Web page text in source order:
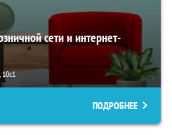
сети и интернет-
ПОДРОБНЕЕ